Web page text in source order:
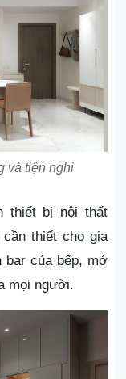
và tiện nghi
thiết bị nội thất
thiết cho gia
bar của bếp, mở
mọi người.